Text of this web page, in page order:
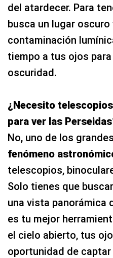
del atardecer. Para
busca un lugar oscuro
contaminación
tiempo a tus ojos
oscuridad.
¿Necesito
para ver las
No, uno de los
fenómeno
telescopios,
Solo tienes que
una vista panorámica
es tu mejor
el cielo abierto, tus
oportunidad de